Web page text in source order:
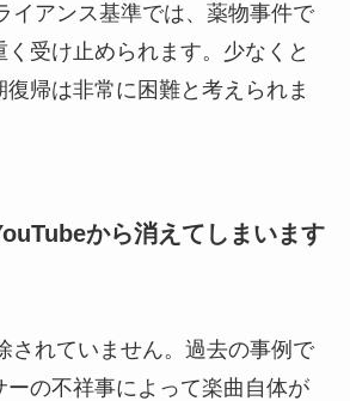
イアンス基準では、薬物事件で
受け止められます。少なくと
復帰は非常に困難と考えられま
から消えてしまいます
されていません。過去の事例で
ーの不祥事によって楽曲自体が